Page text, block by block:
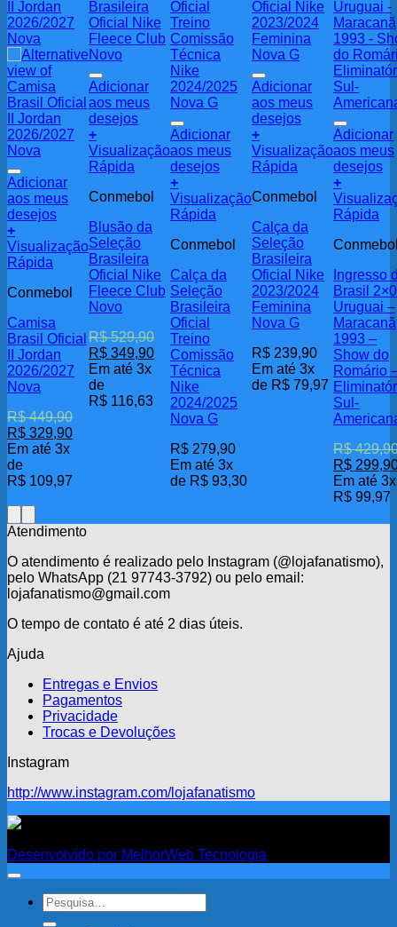
Adicionar
aos meus
desejos
+
Este
produto
várias
As
opções
podem
ser
escolhidas
página
do
produto
Visualização
Rápida
Conmebol
Camisa
Brasil Oficial
II Jordan
2026/2027
Nova
R$449,90
O
preço
original
era:
R$329,90O
é:
Em até 3x
de
R$109,97
Adicionar
aos meus
desejos
+
Este
produto
várias
As
opções
podem
ser
escolhidas
na
do
produto
Visualização
Rápida
Conmebol
Blusão da
Seleção
Brasileira
Oficial Nike
Fleece Club
Novo
R$529,90
O
preço
original
era:
R$ 349,90O
preço
atual
R$ 349,90.
Em até 3x
de
R$ 116,63
Adicionar
aos meus
desejos
+
Visualização
Rápida
Conmebol
Calça da
Seleção
Brasileira
Oficial
Treino
Comissão
Técnica
Nike
2024/2025
Nova G
R$ 279,90
Em até 3x
de R$ 93,30
Adicionar
aos meus
desejos
+
Visualização
Rápida
Conmebol
Calça da
Seleção
Brasileira
Oficial Nike
2023/2024
Feminina
Nova G
R$239,90
Em até 3x
de R$79,97
Adicionar
aos meus
desejos
+
Rápida
Ingresso
Brasil 2×0
Uruguai –
Maracanã
1993 –
Show do
Romário
Sul-
R$
O
preço
original
R$
R$
Em até
R$ 99,97
Atendimento
O atendimento é realizado pelo Instagram (@lojafanatismo),
pelo WhatsApp (21 97743-3792) ou pelo email:
lojafanatismo@gmail.com
O tempo de contato é até 2 dias úteis.
Ajuda
Entregas e Envios
Pagamentos
Privacidade
Trocas e Devoluções
Instagram
http://www.instagram.com/lojafanatismo
Desenvolvido por MelhorWeb Tecnologia
Pesquisar
por: